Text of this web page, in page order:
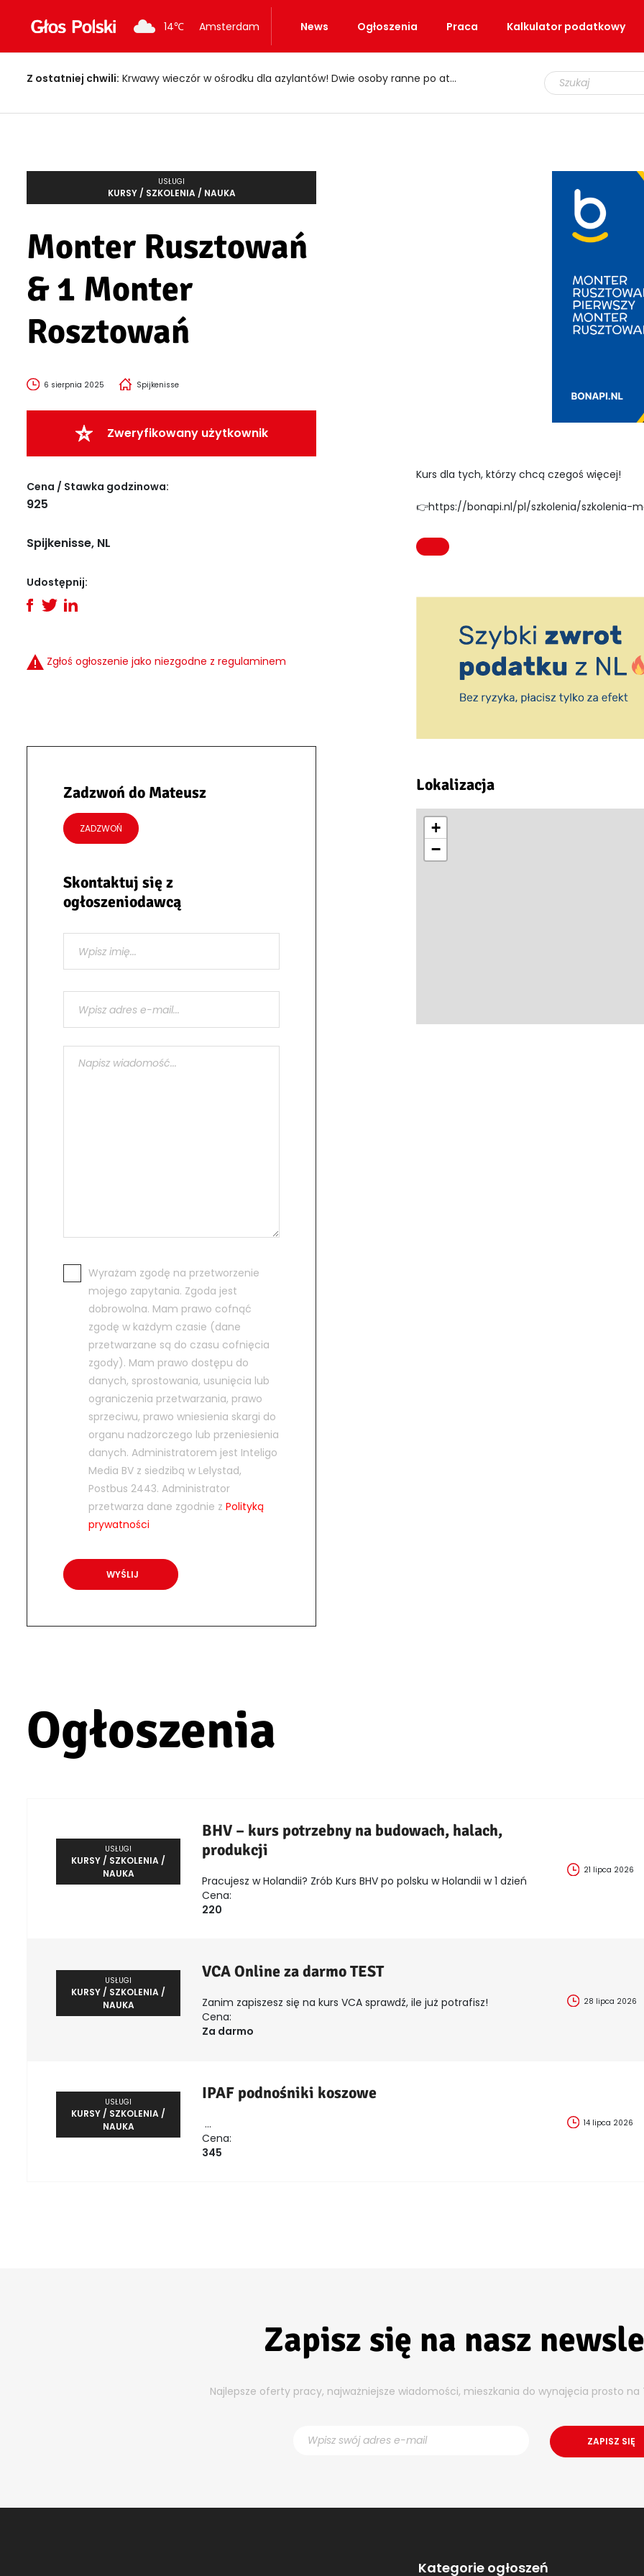
14℃ Amsterdam News Ogłoszenia Praca Kalkulator podatkowy
Z ostatniej chwili: Krwawy wieczór w ośrodku dla azylantów! Dwie osoby ranne po ataku nożem
USŁUGI
KURSY / SZKOLENIA / NAUKA
Monter Rusztowań
& 1 Monter
Rosztowań
6 sierpnia 2025 Spijkenisse
Zweryfikowany użytkownik
Cena / Stawka godzinowa:
925
Spijkenisse, NL
Udostępnij:
Zgłoś ogłoszenie jako niezgodne z regulaminem
Zadzwoń do Mateusz
ZADZWOŃ
Skontaktuj się z
ogłoszeniodawcą
Wyrażam zgodę na przetworzenie
mojego zapytania. Zgoda jest
dobrowolna. Mam prawo cofnąć
zgodę w każdym czasie (dane
przetwarzane są do czasu cofnięcia
zgody). Mam prawo dostępu do
danych, sprostowania, usunięcia lub
ograniczenia przetwarzania, prawo
sprzeciwu, prawo wniesienia skargi do
organu nadzorczego lub przeniesienia
danych. Administratorem jest Inteligo
Media BV z siedzibą w Lelystad,
Postbus 2443. Administrator
przetwarza dane zgodnie z Polityką
prywatności
Kurs dla tych, którzy chcą czegoś więcej!
👉https://bonapi.nl/pl/szkolenia/szkolenia-
Lokalizacja
+
−
Ogłoszenia
USŁUGI
KURSY / SZKOLENIA /
NAUKA
BHV – kurs potrzebny na budowach, halach,
produkcji
Pracujesz w Holandii? Zrób Kurs BHV po polsku w Holandii w 1 dzień
Cena:
220
21 lipca 2026
USŁUGI
KURSY / SZKOLENIA /
NAUKA
VCA Online za darmo TEST
Zanim zapiszesz się na kurs VCA sprawdź, ile już potrafisz!
Cena:
Za darmo
28 lipca 2026
USŁUGI
KURSY / SZKOLENIA /
NAUKA
IPAF podnośniki koszowe
...
Cena:
345
14 lipca 2026
Zapisz się na nasz
Najlepsze oferty pracy, najważniejsze wiadomości, mieszkania do wynajęcia prosto na
Kategorie ogłoszeń